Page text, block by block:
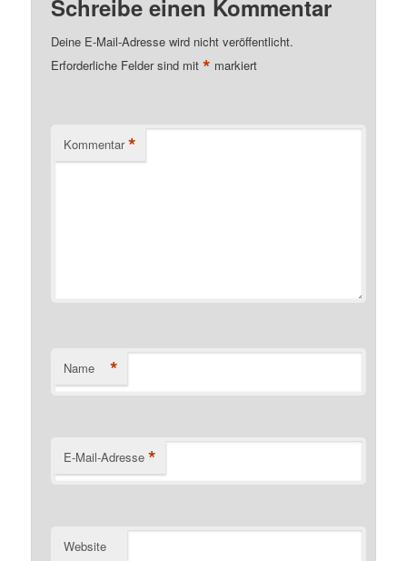
Schreibe einen Kommentar
Deine E-Mail-Adresse wird nicht veröffentlicht.
Erforderliche Felder sind mit* markiert
Kommentar *
Name *
E-Mail-Adresse *
Website